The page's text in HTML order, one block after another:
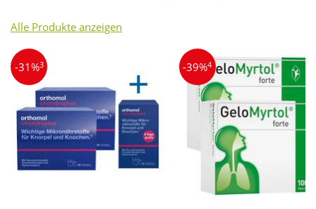
Alle Produkte anzeigen
-31%3 -39%4